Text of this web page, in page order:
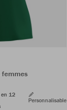
femmes
en 12
Personnalisable